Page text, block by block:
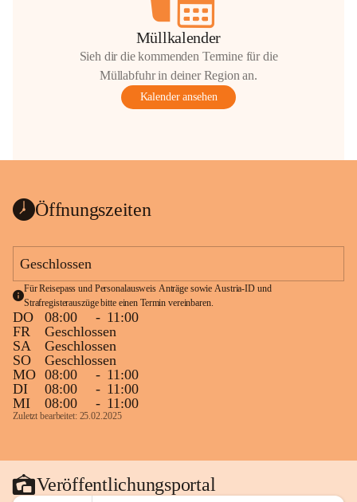
Müllkalender
Sieh dir die kommenden Termine für die
Müllabfuhr in deiner Region an.
Kalender ansehen
Öffnungszeiten
Geschlossen
Für Reisepass und Personalausweis Anträge sowie Austria-ID und
Strafregisterauszüge bitte einen Termin vereinbaren.
DO 08:00 - 11:00
FR
Geschlossen
SA
Geschlossen
SO
Geschlossen
MO 08:00 - 11:00
DI
08:00 - 11:00
MI
08:00 - 11:00
Zuletzt bearbeitet: 25.02.2025
Veröffentlichungsportal